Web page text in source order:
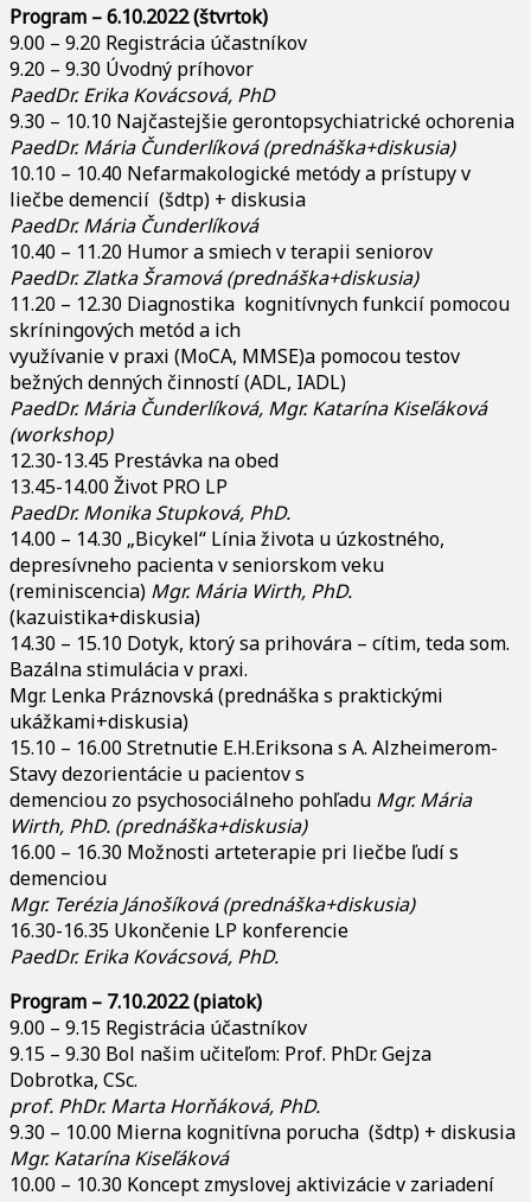
Program – 6.10.2022 (štvrtok)
9.00 – 9.20 Registrácia účastníkov
9.20 – 9.30 Úvodný príhovor
PaedDr. Erika Kovácsová, PhD
9.30 – 10.10 Najčastejšie gerontopsychiatrické ochorenia
PaedDr. Mária Čunderlíková (prednáška+diskusia)
10.10 – 10.40 Nefarmakologické metódy a prístupy v
liečbe demencií (šdtp) + diskusia
PaedDr. Mária Čunderlíková
10.40 – 11.20 Humor a smiech v terapii seniorov
PaedDr. Zlatka Šramová (prednáška+diskusia)
11.20 – 12.30 Diagnostika kognitívnych funkcií pomocou
skríningových metód a ich
využívanie v praxi (MoCA, MMSE)a pomocou testov
bežných denných činností (ADL, IADL)
PaedDr. Mária Čunderlíková, Mgr. Katarína Kiseľáková
(workshop)
12.30-13.45 Prestávka na obed
13.45-14.00 Život PRO LP
PaedDr. Monika Stupková, PhD.
14.00 – 14.30 „Bicykel“ Línia života u úzkostného,
depresívneho pacienta v seniorskom veku
(reminiscencia) Mgr. Mária Wirth, PhD.
(kazuistika+diskusia)
14.30 – 15.10 Dotyk, ktorý sa prihovára – cítim, teda som.
Bazálna stimulácia v praxi.
Mgr. Lenka Práznovská (prednáška s praktickými
ukážkami+diskusia)
15.10 – 16.00 Stretnutie E.H.Eriksona s A. Alzheimerom-
Stavy dezorientácie u pacientov s
demenciou zo psychosociálneho pohľadu Mgr. Mária
Wirth, PhD. (prednáška+diskusia)
16.00 – 16.30 Možnosti arteterapie pri liečbe ľudí s
demenciou
Mgr. Terézia Jánošíková (prednáška+diskusia)
16.30-16.35 Ukončenie LP konferencie
PaedDr. Erika Kovácsová, PhD.
Program – 7.10.2022 (piatok)
9.00 – 9.15 Registrácia účastníkov
9.15 – 9.30 Bol našim učiteľom: Prof. PhDr. Gejza
Dobrotka, CSc.
prof. PhDr. Marta Horňáková, PhD.
9.30 – 10.00 Mierna kognitívna porucha (šdtp) + diskusia
Mgr. Katarína Kiseľáková
10.00 – 10.30 Koncept zmyslovej aktivizácie v zariadení